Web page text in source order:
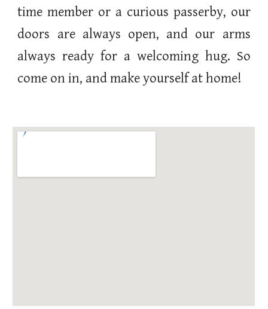
time member or a curious passerby, our
doors are always open, and our arms
always ready for a welcoming hug. So
come on in, and make yourself at home!